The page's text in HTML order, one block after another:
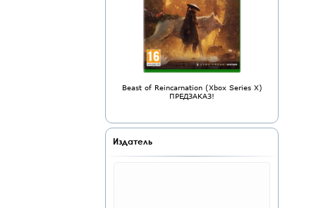
Beast of Reincarnation (Xbox Series X)
ПРЕДЗАКАЗ!
Издатель